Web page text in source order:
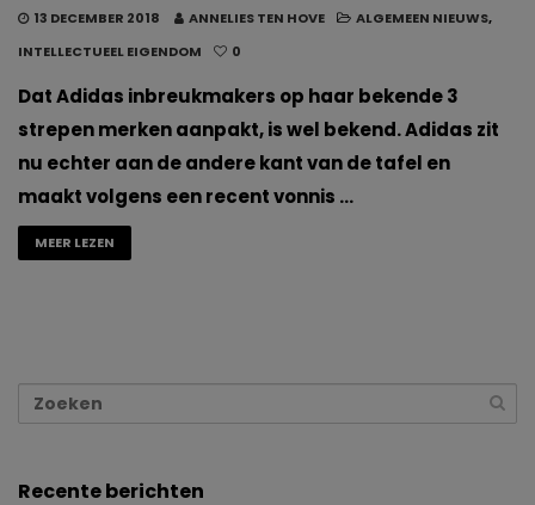
13 DECEMBER 2018 ANNELIES TEN HOVE ALGEMEEN NIEUWS,
INTELLECTUEEL EIGENDOM
0
Dat Adidas inbreukmakers op haar bekende 3
strepen merken aanpakt, is wel bekend. Adidas zit
nu echter aan de andere kant van de tafel en
maakt volgens een recent vonnis …
MEER LEZEN
Recente berichten